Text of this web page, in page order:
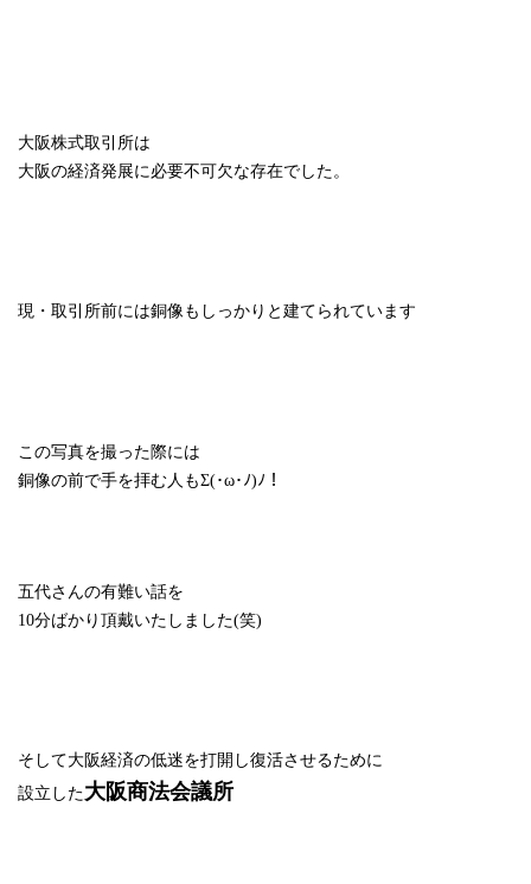
大阪株式取引所は
大阪の経済発展に必要不可欠な存在でした。
現・取引所前には銅像もしっかりと建てられています
この写真を撮った際には
銅像の前で手を拝む人もΣ(･ω･ﾉ)ﾉ！
五代さんの有難い話を
10分ばかり頂戴いたしました(笑)
そして大阪経済の低迷を打開し復活させるために
設立した大阪商法会議所